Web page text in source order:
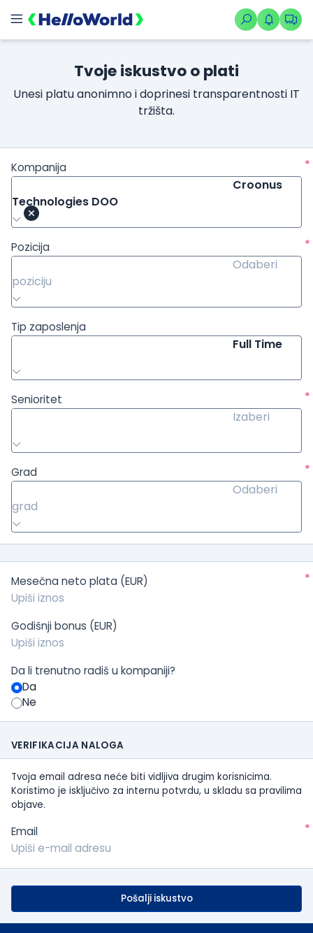
Tvoje iskustvo o plati
Unesi platu anonimno i doprinesi transparentnosti IT
tržišta.
Kompanija
*
Croonus
Technologies DOO
Pozicija
*
Odaberi
poziciju
Tip zaposlenja
Full Time
Senioritet
*
Izaberi
Grad
*
Odaberi
grad
Mesečna neto plata (EUR) *
Godišnji bonus (EUR)
Da li trenutno radiš u kompaniji?
Da
Ne
VERIFIKACIJA NALOGA
Tvoja email adresa neće biti vidljiva drugim korisnicima.
Koristimo je isključivo za internu potvrdu, u skladu sa pravilima
objave.
Email *
Pošalji iskustvo